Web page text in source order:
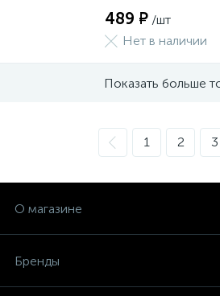
489 ₽ /шт
Нет в наличии
Показать больше
1 2 3
О магазине
Бренды